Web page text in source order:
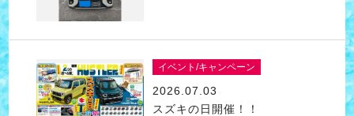
イベント/キャンペーン
2026.07.03
スズキの日開催！！